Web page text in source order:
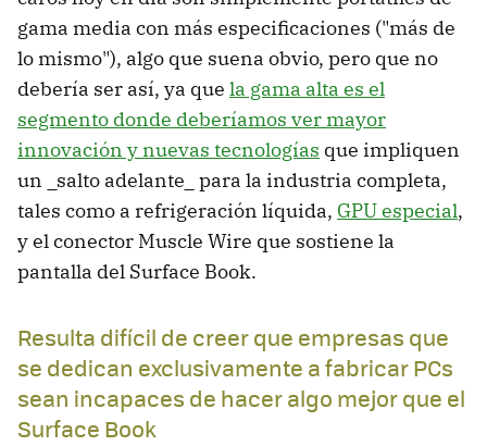
gama media con más especificaciones ("más de
lo mismo"), algo que suena obvio, pero que no
debería ser así, ya que la gama alta es el
segmento donde deberíamos ver mayor
innovación y nuevas tecnologías que impliquen
un _salto adelante_ para la industria completa,
tales como a refrigeración líquida, GPU especial,
y el conector Muscle Wire que sostiene la
pantalla del Surface Book.
Resulta difícil de creer que empresas que
se dedican exclusivamente a fabricar PCs
sean incapaces de hacer algo mejor que el
Surface Book